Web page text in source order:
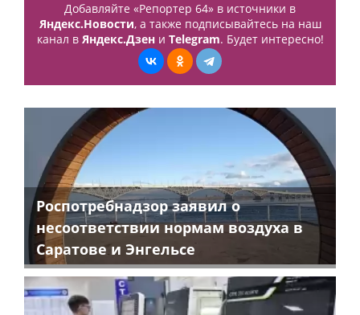
Добавляйте «Репортер 64» в источники в
Яндекс.Новости, а также подписывайтесь на наш
канал в Яндекс.Дзени Telegram. Будет интересно!
Роспотребнадзор заявил о
несоответствии нормам воздуха в
Саратове и Энгельсе